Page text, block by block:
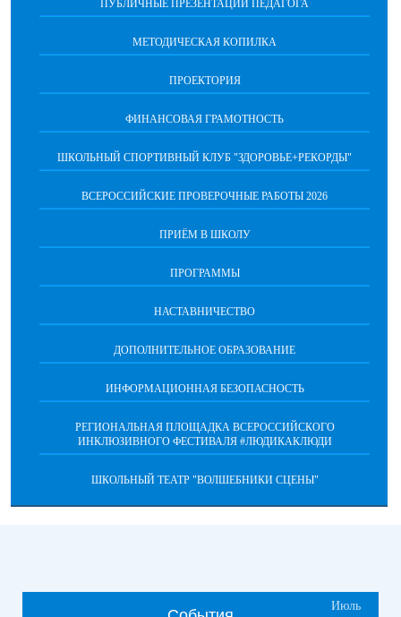
ПУБЛИЧНЫЕ ПРЕЗЕНТАЦИИ ПЕДАГОГА
МЕТОДИЧЕСКАЯ КОПИЛКА
ПРОЕКТОРИЯ
ФИНАНСОВАЯ ГРАМОТНОСТЬ
ШКОЛЬНЫЙ СПОРТИВНЫЙ КЛУБ "ЗДОРОВЬЕ+РЕКОРДЫ"
ВСЕРОССИЙСКИЕ ПРОВЕРОЧНЫЕ РАБОТЫ 2026
ПРИЁМ В ШКОЛУ
ПРОГРАММЫ
НАСТАВНИЧЕСТВО
ДОПОЛНИТЕЛЬНОЕ ОБРАЗОВАНИЕ
ИНФОРМАЦИОННАЯ БЕЗОПАСНОСТЬ
РЕГИОНАЛЬНАЯ ПЛОЩАДКА ВСЕРОССИЙСКОГО
ИНКЛЮЗИВНОГО ФЕСТИВАЛЯ #ЛЮДИКАКЛЮДИ
ШКОЛЬНЫЙ ТЕАТР "ВОЛШЕБНИКИ СЦЕНЫ"
Июль